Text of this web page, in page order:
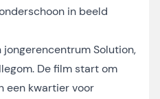
in beeld
Solution,
De film start om
een kwartier voor